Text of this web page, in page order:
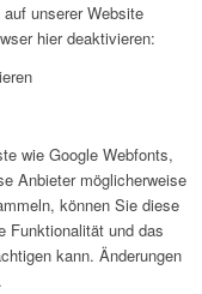
unserer Website
hier deaktivieren:
wie Google Webfonts,
Anbieter möglicherweise
können Sie diese
Funktionalität und das
kann. Änderungen